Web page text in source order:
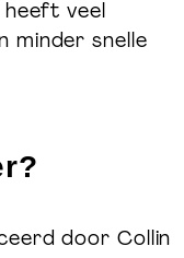
heeft veel
minder snelle
door Collin